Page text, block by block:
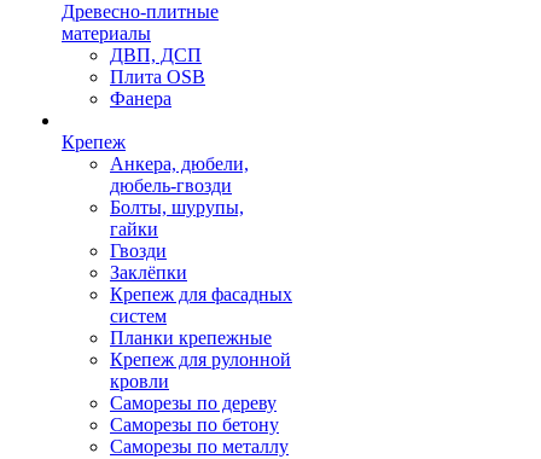
Древесно-плитные
материалы
ДВП, ДСП
Плита OSB
Фанера
Крепеж
Анкера, дюбели,
дюбель-гвозди
Болты, шурупы,
гайки
Гвозди
Заклёпки
Крепеж для фасадных
систем
Планки крепежные
Крепеж для рулонной
кровли
Саморезы по дереву
Саморезы по бетону
Саморезы по металлу